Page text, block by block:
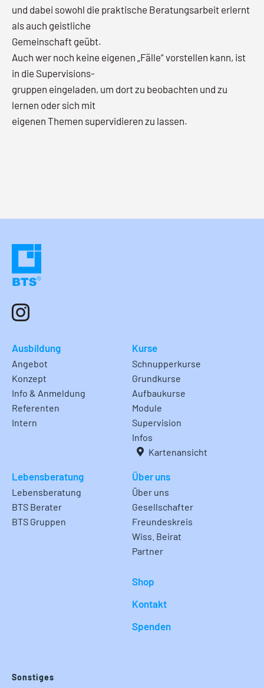
und dabei sowohl die praktische Beratungsarbeit erlernt
als auch geistliche
Gemeinschaft geübt.
Auch wer noch keine eigenen „Fälle“ vorstellen kann, ist
in die Supervisions-
gruppen eingeladen, um dort zu beobachten und zu
lernen oder sich mit
eigenen Themen supervidieren zu lassen.
Ausbildung
Angebot
Konzept
Info & Anmeldung
Referenten
Intern
Kurse
Schnupperkurse
Grundkurse
Aufbaukurse
Module
Supervision
Infos
Kartenansicht
Lebensberatung
Lebensberatung
BTS Berater
BTS Gruppen
Über uns
Über uns
Gesellschafter
Freundeskreis
Wiss. Beirat
Partner
Shop
Kontakt
Spenden
Sonstiges